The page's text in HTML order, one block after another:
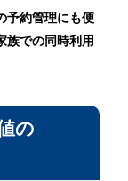
予約管理にも便
族での同時利用
の